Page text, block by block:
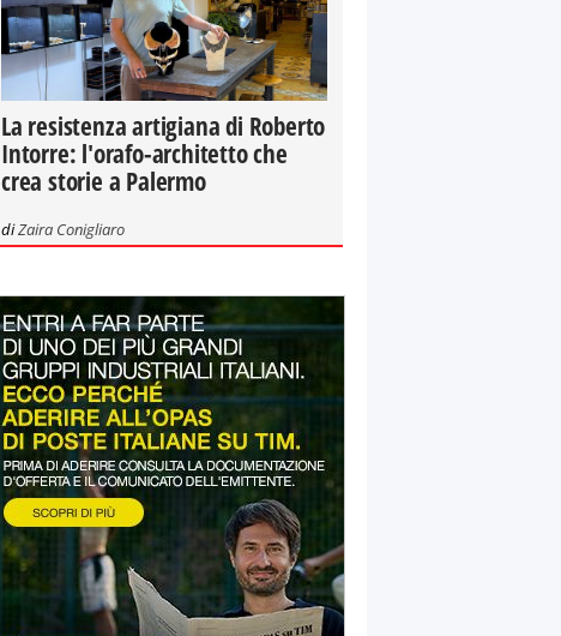
La resistenza artigiana di Roberto
Intorre: l'orafo-architetto che
crea storie a Palermo
diZaira Conigliaro